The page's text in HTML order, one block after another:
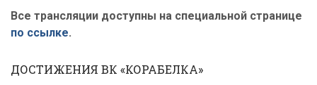
Все трансляции доступны на специальной странице
по ссылке.
ДОСТИЖЕНИЯ ВК «КОРАБЕЛКА»